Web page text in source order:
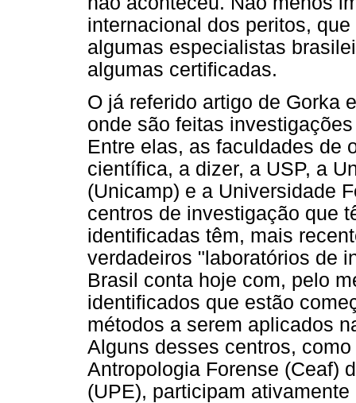
internacional dos peritos,
algumas especialistas
algumas certificadas.
O já referido artigo de Gorka
onde são feitas
Entre elas, as faculdades de
científica, a dizer, a USP, a
(Unicamp) e a Universidade
centros de investigação que
identificadas têm, mais
verdadeiros "laboratórios de
Brasil conta hoje com, pelo
identificados que estão
métodos a serem aplicados
Alguns desses centros,
Antropologia Forense (Ceaf)
(UPE), participam